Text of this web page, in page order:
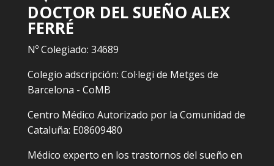
DOCTOR DEL SUEÑO ALEX
FERRÉ
Nº Colegiado: 34689
Colegio adscripción: Col·legi de Metges de
Barcelona - CoMB
Centro Médico Autorizado por la Comunidad de
Cataluña: E08609480
Médico experto en los trastornos del sueño en